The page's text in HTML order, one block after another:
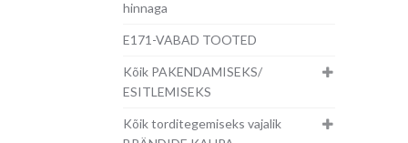
hinnaga
E171-VABAD TOOTED
Kõik PAKENDAMISEKS/
ESITLEMISEKS
Kõik torditegemiseks vajalik